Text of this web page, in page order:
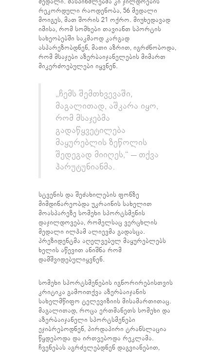
რეკორდული რაოდენობა, 56 მედალი
მოიგეს, მათ შორის 21 ოქრო. მიუხედავად
იმისა, რომ სომხები თავიანთ სპორტის
სახეობებში საკმაოდ კარგად
ასპარეზობდნენ, მათი აზრით, იგრძნობოდა,
რომ მსაჯები აზერბაიჯანელების მიმართ
მიკერძოებულები იყვნენ.
„ჩემს შემთხვევაში,
მაგალითად, აშკარა იყო,
რომ მსაჯებმა
გადაწყვეტილება
მაყურებლის ზეწოლის
შედეგად მიიღეს,“ – თქვა
ჰარუტუნიანმა.
სტვენის და შეძახილების ფონზე
მიმდინარეობდა უკრაინის სახელით
მოასპარეზე სომეხი სპორტსმენის
დაჯილდოვება, რომელსაც ვერცხლის
მედალი ილჰამ ალიევმა გადასცა.
პრეზიდენტმა აღელვებულ მაყურებლებს
ხელის აწევით ანიშნა რომ
დამშვიდებულიყვნენ.
სომეხი სპორტსმენების იგნორირებისთვის
კრიტიკა გამოითქვა აზერბაიჯანის
სახელმწიფო ტელევიზიის მისამართითაც.
მაგალითად, როცა ერთმანეთს სომეხი და
აზერბაიჯანელი სპორტსმენები
ეჯიბრებოდნენ, პირდაპირი ტრანსლაცია
წყდებოდა და ირთვებოდა რეკლამა.
ჩვენებას აგრძელებდნენ დაგვიანებით,